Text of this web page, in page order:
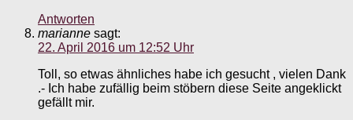
Antworten
marianne sagt:
22. April 2016 um 12:52 Uhr
Toll, so etwas ähnliches habe ich gesucht , vielen Dank
.- Ich habe zufällig beim stöbern diese Seite angeklickt
gefällt mir.